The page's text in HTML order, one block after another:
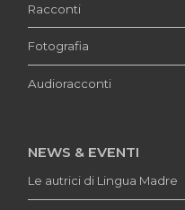
Racconti
Fotografia
Audioracconti
NEWS & EVENTI
Le autrici di Lingua Madre